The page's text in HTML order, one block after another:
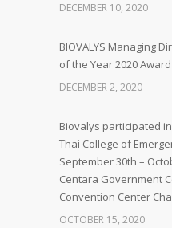
DECEMBER 10, 2020
BIOVALYS Managing
of the Year 2020 Award
DECEMBER 2, 2020
Biovalys participated
Thai College of
September 30th –
Centara Government
Convention Center
OCTOBER 15, 2020